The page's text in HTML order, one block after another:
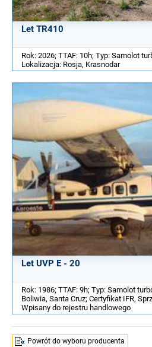
Let TR410
Rok: 2026; TTAF: 10h; Typ: Samolot
Lokalizacja: Rosja, Krasnodar
Let UVP E - 20
Rok: 1986; TTAF: 9h; Typ: Samolot
Boliwia, Santa Cruz; Certyfikat IFR,
Wpisany do rejestru handlowego
Powrót do wyboru producenta